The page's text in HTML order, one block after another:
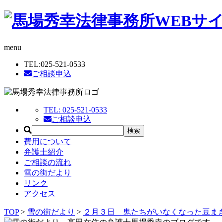
menu
TEL:025-521-0533
ご相談申込
TEL: 025-521-0533
ご相談申込
費用について
弁護士紹介
ご相談の流れ
雪の街だより
リンク
アクセス
TOP> 雪の街だより > ２月３日 鬼たちがいなくなった豆ま